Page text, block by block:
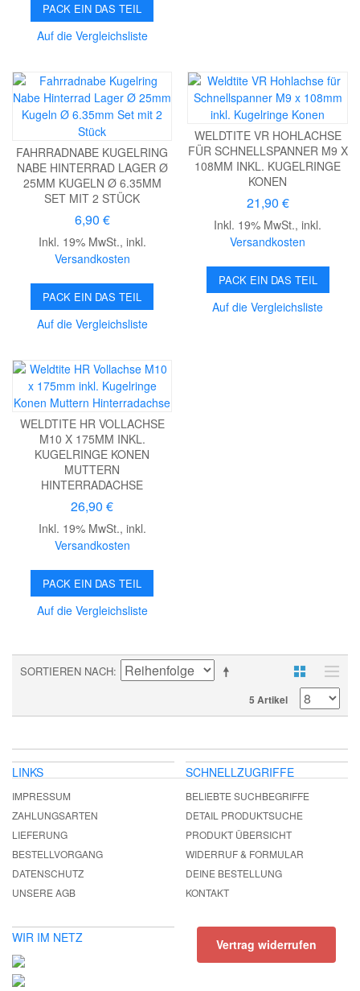
PACK EIN DAS TEIL
Auf die Vergleichsliste
FAHRRADNABE KUGELRING
NABE HINTERRAD LAGER Ø
25MM KUGELN Ø 6.35MM
SET MIT 2 STÜCK
6,90 €
Inkl. 19% MwSt., inkl.
Versandkosten
PACK EIN DAS TEIL
Auf die Vergleichsliste
WELDTITE VR HOHLACHSE
FÜR SCHNELLSPANNER M9 X
108MM INKL. KUGELRINGE
KONEN
21,90 €
Inkl. 19% MwSt.,inkl.
Versandkosten
PACK EIN DAS TEIL
Auf die Vergleichsliste
WELDTITE HR VOLLACHSE
M10 X 175MM INKL.
KUGELRINGE KONEN
MUTTERN
HINTERRADACHSE
26,90 €
Inkl. 19% MwSt., inkl.
Versandkosten
PACK EIN DAS TEIL
Auf die Vergleichsliste
SORTIEREN NACH
5 Artikel
LINKS
IMPRESSUM
ZAHLUNGSARTEN
LIEFERUNG
BESTELLVORGANG
DATENSCHUTZ
UNSERE AGB
SCHNELLZUGRIFFE
BELIEBTE SUCHBEGRIFFE
DETAIL PRODUKTSUCHE
PRODUKT ÜBERSICHT
WIDERRUF & FORMULAR
DEINE BESTELLUNG
KONTAKT
WIR IM NETZ Vertrag widerrufen